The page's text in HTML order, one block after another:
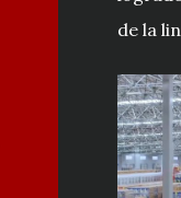
de la